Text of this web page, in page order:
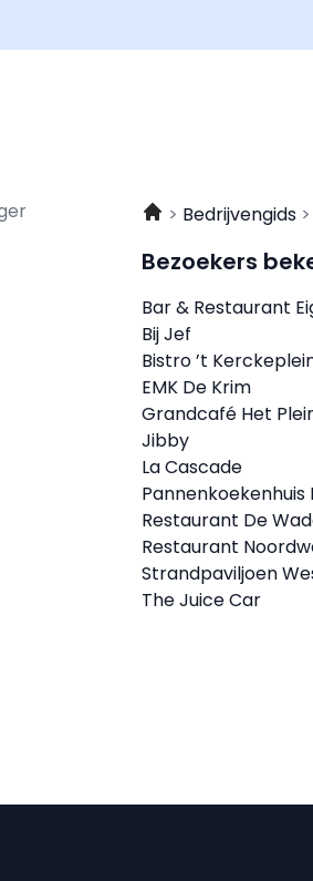
Bedrijvengids
Bezoekers
Bar & Restaurant
Bij Jef
Bistro ’t
EMK De Krim
Grandcafé Het
Jibby
La Cascade
Pannenkoekenhuis
Restaurant De
Restaurant
Strandpaviljoen
The Juice Car